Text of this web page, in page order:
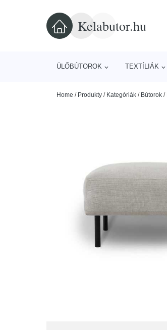
Kelabutor.hu
ÜLŐBÚTOROK TEXTÍLIÁK
Home / Produkty / Kategóriák / Bútorok /